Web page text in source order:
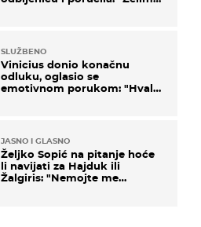
SLUŽBENO
Vinicius donio konačnu
odluku, oglasio se
emotivnom porukom: "Hvala
JASNO I GLASNO
Željko Sopić na pitanje hoće
li navijati za Hajduk ili
Žalgiris: "Nemojte me